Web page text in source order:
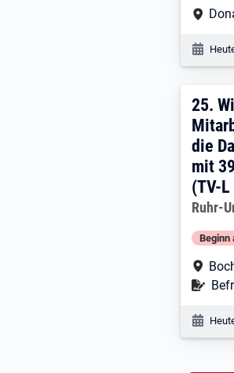
25.
25.
die
mit
(TV-L
Ruhr-
Beginn